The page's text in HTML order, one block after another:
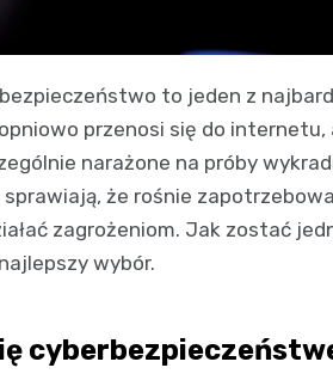
to jeden z
przenosi się do
narażone na próby
że rośnie
zagrożeniom. Jak zostać
wybór.